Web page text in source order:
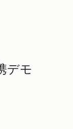
デモ